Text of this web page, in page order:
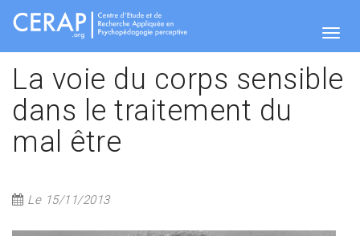
Aller
contenu
principal
La voie du corps sensible
dans le traitement du
mal être
Le 15/11/2013